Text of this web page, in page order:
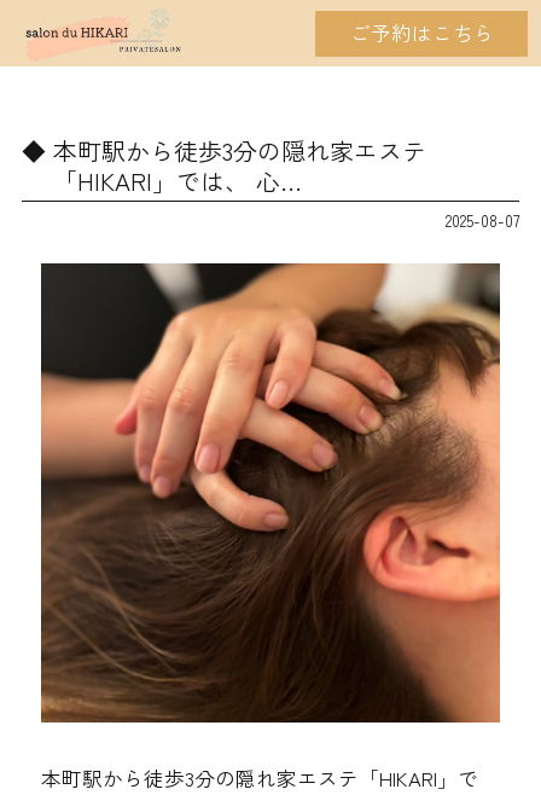
ご予約はこちら
本町駅から徒歩3分の隠れ家エステ
「HIKARI」では、 心…
2025-08-07
本町駅から徒歩3分の隠れ家エステ「HIKARI」で